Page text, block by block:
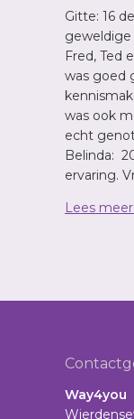
Gitte: 16
Fred, Ted
was goed
was ook
echt
Belinda:
ervaring.
Lees meer
Footer
Way4you